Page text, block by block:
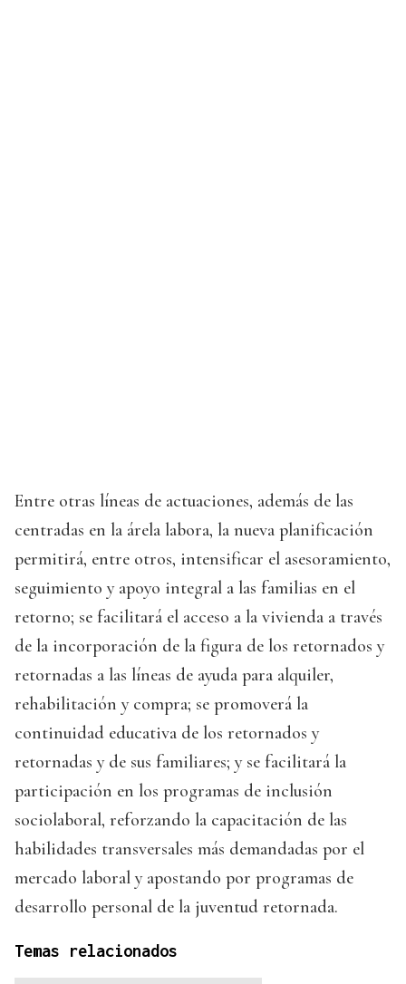
Entre otras líneas de actuaciones, además de las
centradas en la árela labora, la nueva planificación
permitirá, entre otros, intensificar el asesoramiento,
seguimiento y apoyo integral a las familias en el
retorno; se facilitará el acceso a la vivienda a través
de la incorporación de la figura de los retornados y
retornadas a las líneas de ayuda para alquiler,
rehabilitación y compra; se promoverá la
continuidad educativa de los retornados y
retornadas y de sus familiares; y se facilitará la
participación en los programas de inclusión
sociolaboral, reforzando la capacitación de las
habilidades transversales más demandadas por el
mercado laboral y apostando por programas de
desarrollo personal de la juventud retornada.
Temas relacionados